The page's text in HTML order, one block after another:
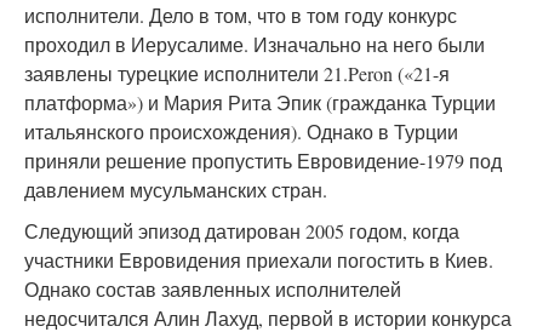
исполнители. Дело в том, что в том году конкурс
проходил в Иерусалиме. Изначально на него были
заявлены турецкие исполнители 21.Peron («21-я
платформа») и Мария Рита Эпик (гражданка Турции
итальянского происхождения). Однако в Турции
приняли решение пропустить Евровидение-1979 под
давлением мусульманских стран.
Следующий эпизод датирован 2005 годом, когда
участники Евровидения приехали погостить в Киев.
Однако состав заявленных исполнителей
недосчитался Алин Лахуд, первой в истории конкурса